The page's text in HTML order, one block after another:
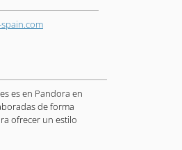
es en Pandora en
de forma
ofrecer un estilo